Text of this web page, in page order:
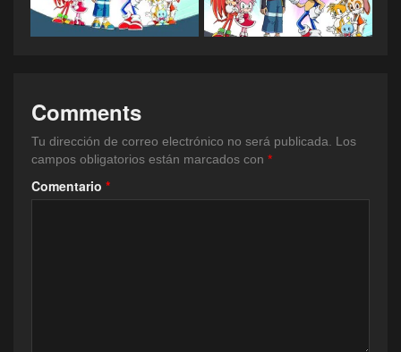
Comments
Tu dirección de correo electrónico no será publicada.
Los
campos obligatorios están marcados con *
Comentario *